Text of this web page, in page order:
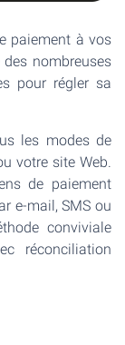
paiement à vos
nombreuses
pour régler sa
les modes de
votre site Web.
de paiement
e-mail, SMS ou
conviviale
réconciliation